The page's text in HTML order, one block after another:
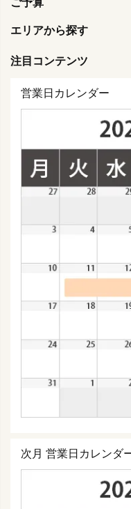
エリアから探す
注目コンテンツ
営業日カレンダー
次月 営業日カレンダ